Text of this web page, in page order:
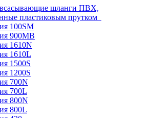
шланги ПВХ,
пластиковым прутком
100SM
900MB
1610N
1610L
1500S
1200S
700N
700L
800N
800L